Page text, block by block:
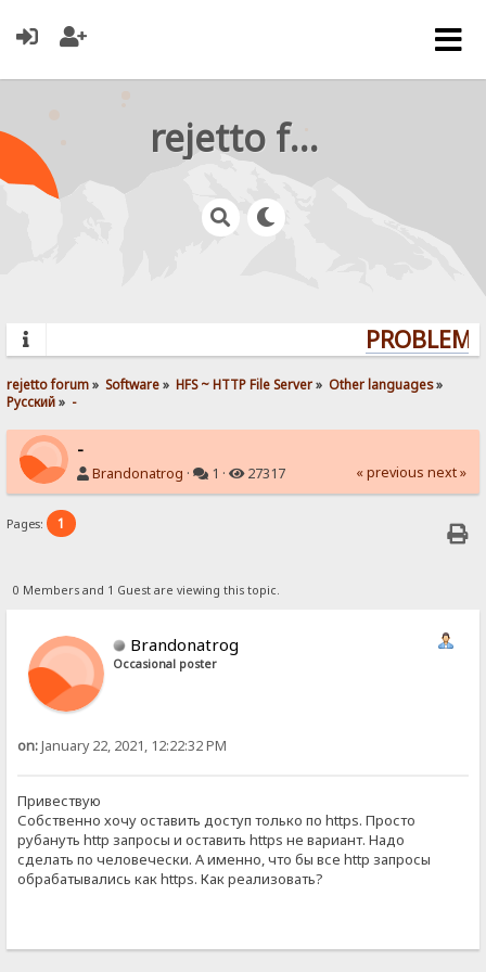
rejetto forum
rejetto forum» Software» HFS ~ HTTP File Server» Other languages»
Pусский» -
-
Brandonatrog · 1 · 27317 « previous next »
Pages: 1
0 Members and 1 Guest are viewing this topic.
Brandonatrog
Occasional poster
on:January 22, 2021, 12:22:32 PM
Привествую
Собственно хочу оставить доступ только по https. Просто
рубануть http запросы и оставить https не вариант. Надо
сделать по человечески. А именно, что бы все http запросы
обрабатывались как https. Как реализовать?